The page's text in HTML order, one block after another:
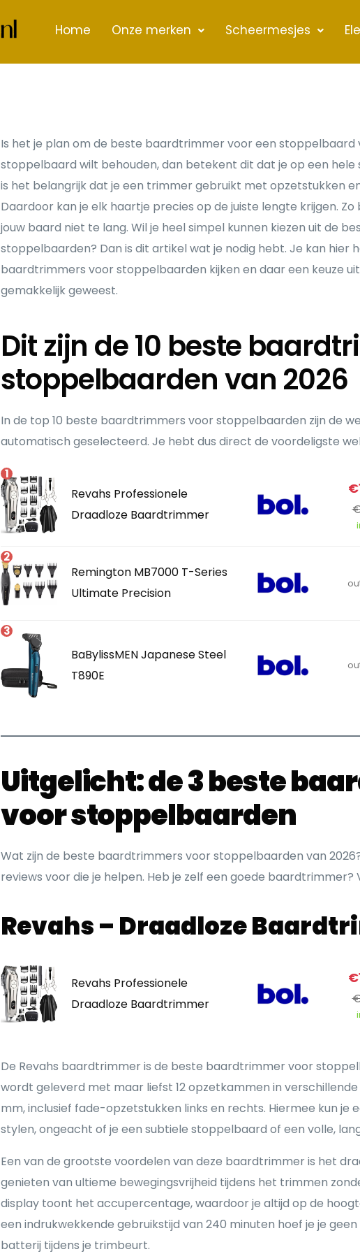
Home Onze merken Scheermesjes
Is het je plan om de beste baardtrimmer voor een stoppelbaard
stoppelbaard wilt behouden, dan betekent dit dat je op een
is het belangrijk dat je een trimmer gebruikt met opzetstukken
Daardoor kan je elk haartje precies op de juiste lengte krijgen.
jouw baard niet te lang. Wil je heel simpel kunnen kiezen uit de
stoppelbaarden? Dan is dit artikel wat je nodig hebt. Je kan hier
baardtrimmers voor stoppelbaarden kijken en daar een keuze
gemakkelijk geweest.
Dit zijn de 10 beste
stoppelbaarden van 2026
In de top 10 beste baardtrimmers voor stoppelbaarden zijn de
automatisch geselecteerd. Je hebt dus direct de voordeligste
1
Revahs Professionele
Draadloze Baardtrimmer
2
Remington MB7000 T-Series
Ultimate Precision
3
BaBylissMEN Japanese Steel
T890E
Uitgelicht: de 3 beste
voor stoppelbaarden
Wat zijn de beste baardtrimmers voor stoppelbaarden van
reviews voor die je helpen. Heb je zelf een goede baardtrimmer?
Revahs – Draadloze
Revahs Professionele
Draadloze Baardtrimmer
De Revahs baardtrimmer is de beste baardtrimmer voor
wordt geleverd met maar liefst 12 opzetkammen in
mm, inclusief fade-opzetstukken links en rechts. Hiermee kun je
stylen, ongeacht of je een subtiele stoppelbaard of een volle,
Een van de grootste voordelen van deze baardtrimmer is het
genieten van ultieme bewegingsvrijheid tijdens het trimmen
display toont het accupercentage, waardoor je altijd op de
een indrukwekkende gebruikstijd van 240 minuten hoef je je
batterij tijdens je trimbeurt.